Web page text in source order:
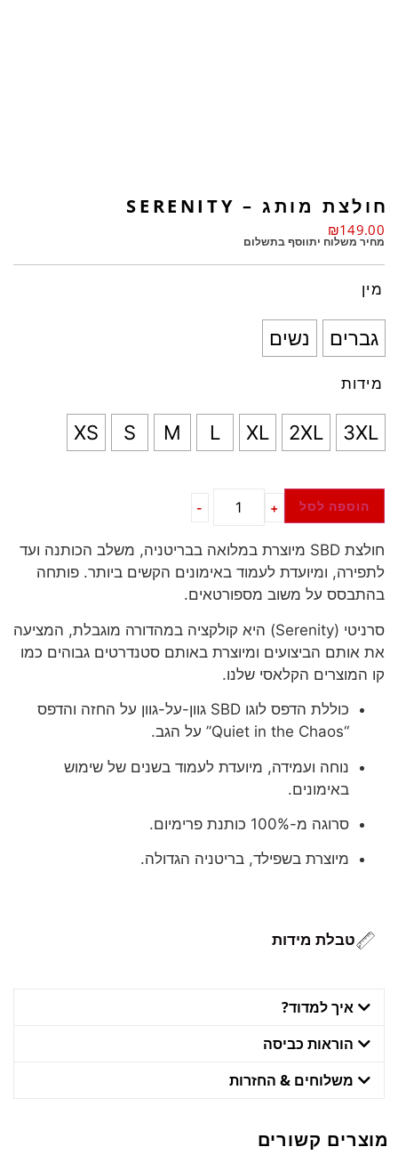
חולצת מותג – SERENITY
₪149.00
מחיר משלוח יתווסף בתשלום
מין
גברים נשים
מידות
3XL
2XL
XL
L
M
S
XS
+
- הוספה לסל
חולצת SBD מיוצרת במלואה בבריטניה, משלב הכותנה ועד
לתפירה, ומיועדת לעמוד באימונים הקשים ביותר. פותחה
בהתבסס על משוב מספורטאים.
סרניטי (Serenity) היא קולקציה במהדורה מוגבלת, המציעה
את אותם הביצועים ומיוצרת באותם סטנדרטים גבוהים כמו
קו המוצרים הקלאסי שלנו.
כוללת הדפס לוגו SBD גוון-על-גוון על החזה והדפס
“Quiet in the Chaos” על הגב.
נוחה ועמידה, מיועדת לעמוד בשנים של שימוש
באימונים.
סרוגה מ-100% כותנת פרימיום.
מיוצרת בשפילד, בריטניה הגדולה.
טבלת מידות
איך למדוד?
הוראות כביסה
משלוחים & החזרות
מוצרים קשורים